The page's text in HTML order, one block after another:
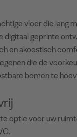
vloer die lang
digitaal geprinte
en akoestisch
die de
bomen te
optie voor uw